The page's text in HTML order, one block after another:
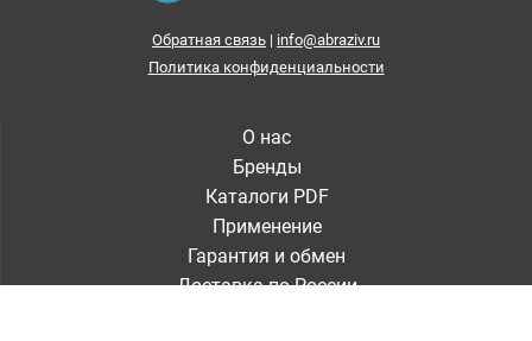
Обратная связь | info@abraziv.ru
Политика конфиденциальности
О нас
Бренды
Каталоги PDF
Применение
Гарантия и обмен
Доставка по России